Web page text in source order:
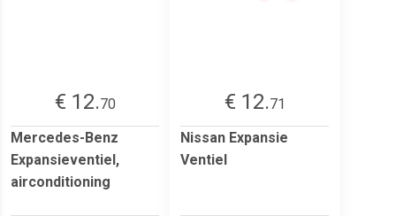
€ 12.70
Mercedes-Benz
Expansieventiel,
airconditioning
€ 12.71
Nissan Expansie
Ventiel